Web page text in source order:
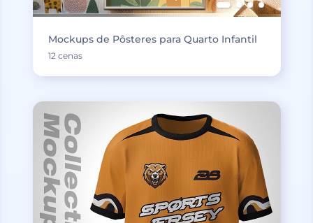
Mockups de Pôsteres para Quarto Infantil
12 cenas